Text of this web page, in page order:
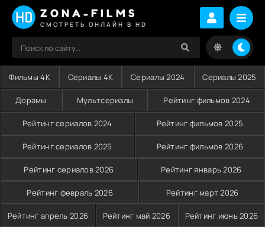
ZONA-FILMS
СМОТРЕТЬ ОНЛАЙН В HD
Фильмы 4K Сериалы 4K Сериалы 2024 Сериалы 2025
Дорамы Мультсериалы Рейтинг фильмов 2024
Рейтинг сериалов 2024 Рейтинг фильмов 2025
Рейтинг сериалов 2025 Рейтинг фильмов 2026
Рейтинг сериалов 2026 Рейтинг январь 2026
Рейтинг февраль 2026 Рейтинг март 2026
Рейтинг апрель 2026 Рейтинг май 2026 Рейтинг июнь 2026